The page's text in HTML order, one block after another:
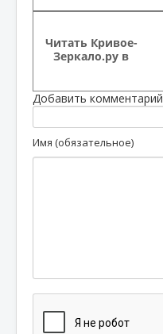
Читать Кривое-
Зеркало.ру в
Добавить комментарий
Имя (обязательное)